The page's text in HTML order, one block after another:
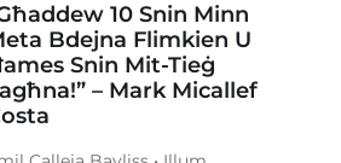
10 Snin Minn
Bdejna Flimkien U
Snin Mit-Tieġ
– Mark Micallef